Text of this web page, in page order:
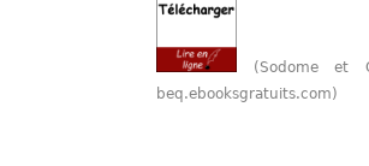
(Sodome et
beq.ebooksgratuits.com)